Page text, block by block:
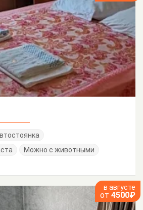
Можно с животными
в августе
от 4500₽